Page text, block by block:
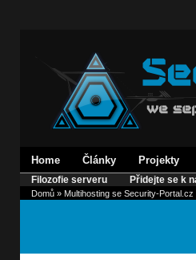
Home Články Projekty
Filozofie serveru Přidejte se k
Domů» Multihosting se Security-Portal.cz